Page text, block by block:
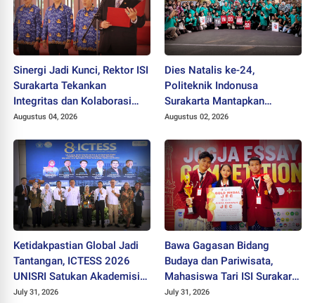
Sinergi Jadi Kunci, Rektor ISI
Surakarta Tekankan
Integritas dan Kolaborasi
pada Pejabat Baru
Augustus 04, 2026
Dies Natalis ke-24,
Politeknik Indonusa
Surakarta Mantapkan
Langkah Bertransformasi
Augustus 02, 2026
Ketidakpastian Global Jadi
Tantangan, ICTESS 2026
UNISRI Satukan Akademisi 5
Negara Demi Solusi Lintas
July 31, 2026
Bawa Gagasan Bidang
Budaya dan Pariwisata,
Mahasiswa Tari ISI Surakarta
Raih Medali Emas JEC 2026
July 31, 2026